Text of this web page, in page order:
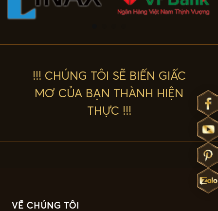
!!! CHÚNG TÔI SẼ BIẾN GIẤC
MƠ CỦA BẠN THÀNH HIỆN
THỰC !!!
VỀ CHÚNG TÔI